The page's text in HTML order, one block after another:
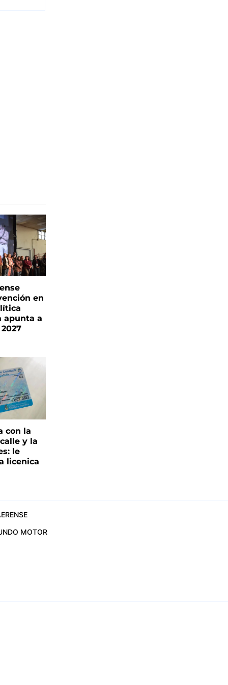
en
apunta a
con la
y la
le
licenica
MOTOR